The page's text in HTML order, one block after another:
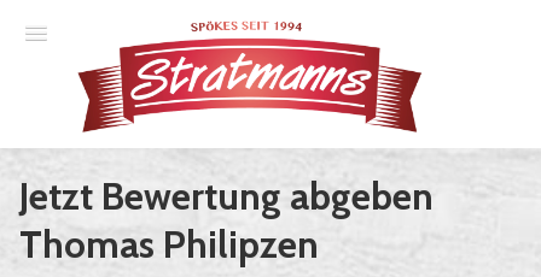
Essener Ehrendoktor
Unsere Komödien
Jetzt Bewertung abgeben
Thomas Philipzen